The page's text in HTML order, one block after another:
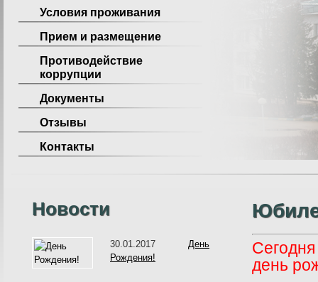
Условия проживания
Прием и размещение
Противодействие
коррупции
Документы
Отзывы
Контакты
Новости
30.01.2017 День
Рождения!
день